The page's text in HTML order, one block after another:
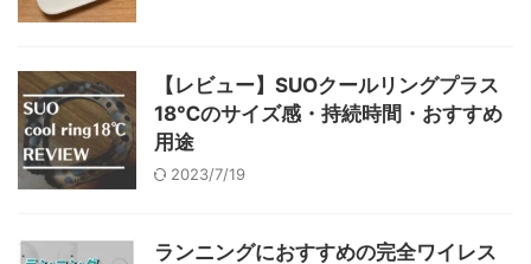
【レビュー】SUOクールリングプラス
18℃のサイズ感・持続時間・おすすめ
用途
2023/7/19
ランニングにおすすめの完全ワイレス